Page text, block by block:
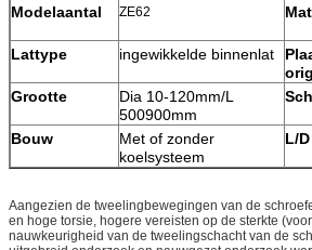
Modelaantal
ZE62
Lattype
ingewikkelde binnenlat
Grootte
Dia 10-120mm/L
500900mm
Bouw
Met of zonder
koelsysteem
L/D
Aangezien de tweelingbewegingen van de
en hoge torsie, hogere vereisten op de sterkte
nauwkeurigheid van de tweelingschacht van de